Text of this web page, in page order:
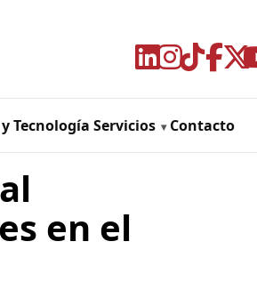
Tecnología Servicios Contacto
en el